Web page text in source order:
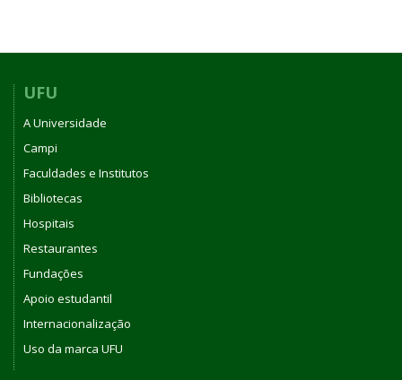
UFU
A Universidade
Campi
Faculdades e Institutos
Bibliotecas
Hospitais
Restaurantes
Fundações
Apoio estudantil
Internacionalização
Uso da marca UFU